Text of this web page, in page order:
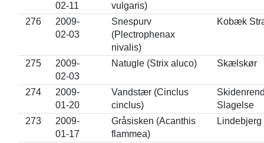
02-11
vulgaris)
276
2009-
02-03
Snespurv
(Plectrophenax
nivalis)
Kobæk
275
2009-
02-03
Natugle (Strix aluco) Skælskør
274
2009-
01-20
Vandstær (Cinclus
cinclus)
Slagelse
273
2009-
01-17
Gråsisken (Acanthis
flammea)
Lindebjerg